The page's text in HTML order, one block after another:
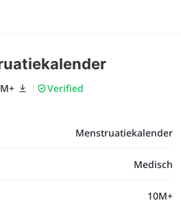
Verified
Menstruatiekalender
Medisch
10M+